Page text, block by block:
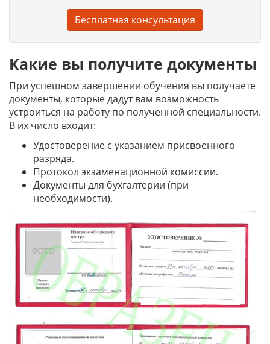
Бесплатная консультация
Какие вы получите документы
При успешном завершении обучения вы получаете
документы, которые дадут вам возможность
устроиться на работу по полученной специальности.
В их число входит:
Удостоверение с указанием присвоенного
разряда.
Протокол экзаменационной комиссии.
Документы для бухгалтерии (при
необходимости).